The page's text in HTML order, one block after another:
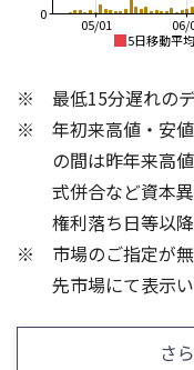
5日移動平均
06/
05/01
0
100
200
3
最低15分遅れの
年初来高値・安
の間は昨年来高
式併合など資本
権利落ち日等以
市場のご指定が
先市場にて表示い
さ